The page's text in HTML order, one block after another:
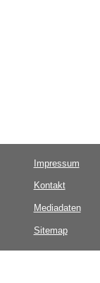
Impressum
Kontakt
Mediadaten
Sitemap